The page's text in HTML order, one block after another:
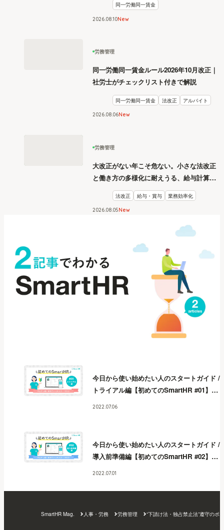
同一労働同一賃金
2026 0810New
労務管理
同一労働同一賃金ルール2026年10月改正｜
社労士がチェックリスト付きで解説
同一労働同一賃金 法改正 アルバイト
2026.08 06New
労務管理
大改正がない年こそ危ない。小さな法改正
と働き方の多様化に耐えうる、給与計算と
リスク管理
法改正 給与・賞与 業務効率化
2026.08 05New
今日から使い始めたい人のスタートガイド /
トライアル編【初めてのSmartHR #01】 今
日から使い始めたい人のスタートガイド /
トライアル編【初めてのSmartHR #01】 今
日から使い始めたい人のスタートガイド /
トライアル編【初めてのSmartHR #01】
2022.07.06
今日から使い始めたい人のスタートガイド /
導入前準備編【初めてのSmartHR #02】 今
日から使い始めたい人のスタートガイド /
日から使い始めたい人のスタートガイド /
2022.07.01
SmartHR Mag. 人事・労務 労務管理 “下請け法・独占禁止法”遵守のポ